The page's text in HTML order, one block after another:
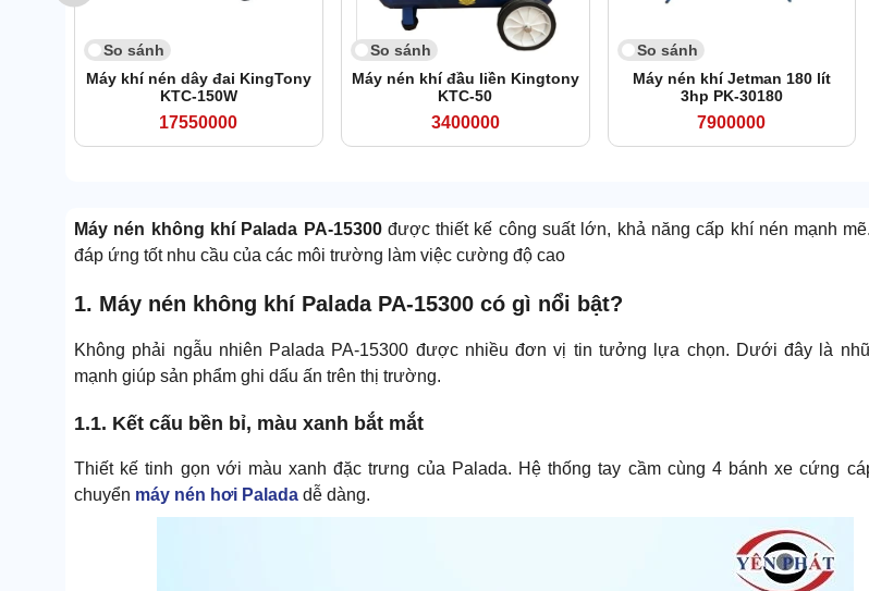
So sánh
Máy khí nén dây đai KingTony
KTC-150W
17550000
So sánh
Máy nén khí đầu liền Kingtony
KTC-50
3400000
So sánh
Máy nén khí Jetman 180 lít
3hp PK-30180
7900000
Máy nén không khí Palada PA-15300được thiết kế công suất lớn, khả năng cấp khí nén mạnh
đáp ứng tốt nhu cầu của các môi trường làm việc cường độ cao
1. Máy nén không khí Palada PA-15300 có gì nổi bật?
Không phải ngẫu nhiên Palada PA-15300 được nhiều đơn vị tin tưởng lựa chọn. Dưới đây là
mạnh giúp sản phẩm ghi dấu ấn trên thị trường.
1.1. Kết cấu bền bỉ, màu xanh bắt mắt
Thiết kế tinh gọn với màu xanh đặc trưng của Palada. Hệ thống tay cầm cùng 4 bánh xe cứng
chuyển máy nén hơi Palada dễ dàng.